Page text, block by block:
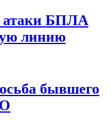
атаки БПЛА
линию
бывшего